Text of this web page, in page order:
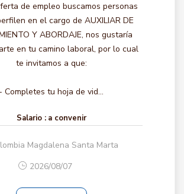
de empleo buscamos personas
en el cargo de AUXILIAR DE
Y ABORDAJE, nos gustaría
en tu camino laboral, por lo cual
te invitamos a que:
- Completes tu hoja de vid...
Salario : a convenir
Magdalena Santa Marta
2026/08/07